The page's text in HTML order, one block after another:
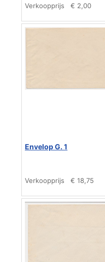
Verkoopprijs € 2,00
Envelop G. 1
Verkoopprijs € 18,75